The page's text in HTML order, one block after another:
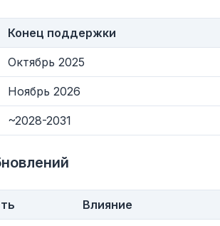
Конец поддержки
Октябрь 2025
Ноябрь 2026
~2028-2031
Влияние
Browser